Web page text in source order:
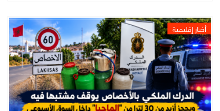
أخبار إقليمية